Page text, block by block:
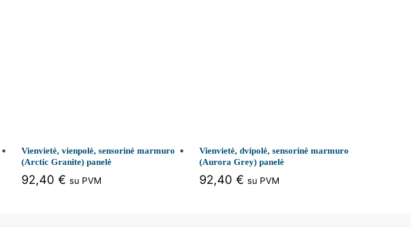
Vienvietė, vienpolė, sensorinė marmuro
(Arctic Granite) panelė
92,40 € su PVM
Vienvietė, dvipolė, sensorinė marmuro
(Aurora Grey) panelė
92,40 € su PVM